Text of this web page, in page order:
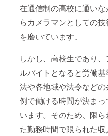
在通信制の高校に通いな
らカメラマンとしての技
を磨いています。
しかし、高校生であり、
ルバイトとなると労働基
法や各地域や法令などの
例で働ける時間が決まっ
います。そのため、限ら
た勤務時間で限られた収